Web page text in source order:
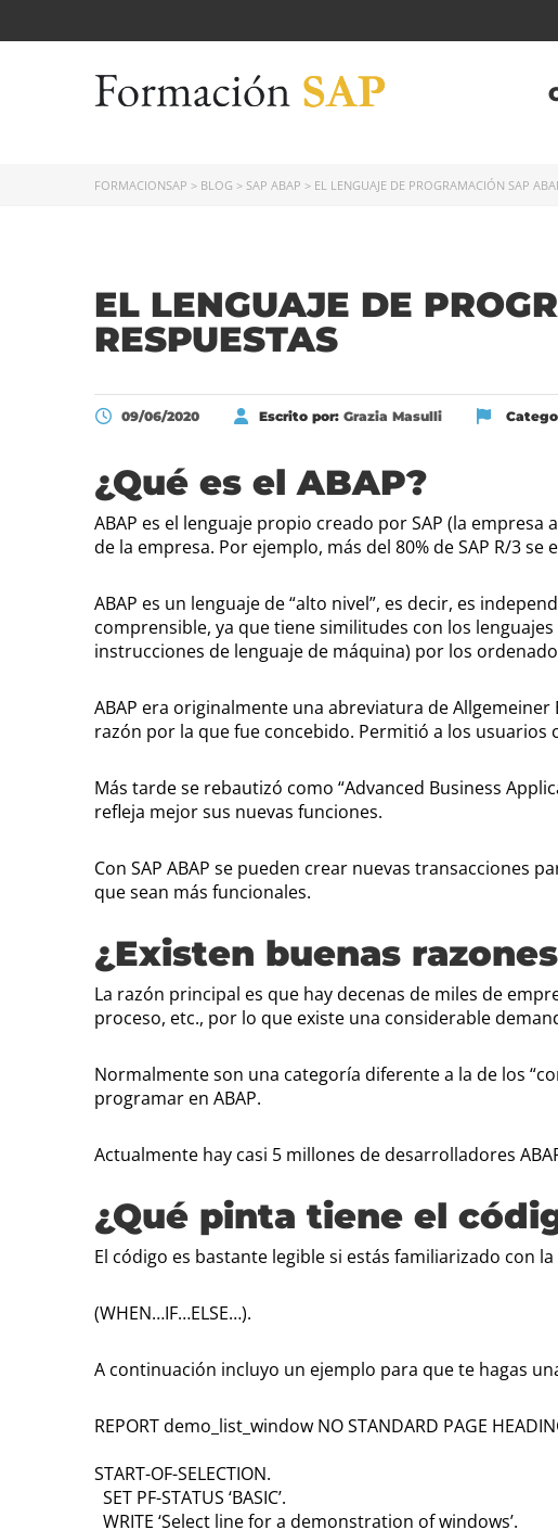
FORMACIONSAP > BLOG > SAP ABAP > EL LENGUAJE DE PROGRAMACIÓN SAP
EL LENGUAJE DE
RESPUESTAS
09/06/2020 Escrito por: Grazia Masulli
¿Qué es el ABAP?
ABAP es el lenguaje propio creado por SAP (la
de la empresa. Por ejemplo, más del 80% de SAP R/3 se
ABAP es un lenguaje de “alto nivel”, es decir, es
comprensible, ya que tiene similitudes con los
instrucciones de lenguaje de máquina) por los
ABAP era originalmente una abreviatura de
razón por la que fue concebido. Permitió a los usuarios
Más tarde se rebautizó como “Advanced Business
refleja mejor sus nuevas funciones.
Con SAP ABAP se pueden crear nuevas transacciones
que sean más funcionales.
¿Existen buenas
La razón principal es que hay decenas de miles de
proceso, etc., por lo que existe una considerable
Normalmente son una categoría diferente a la de los
programar en ABAP.
Actualmente hay casi 5 millones de desarrolladores
¿Qué pinta tiene el
El código es bastante legible si estás familiarizado con
(WHEN…IF…ELSE…).
A continuación incluyo un ejemplo para que te hagas
REPORT demo_list_window NO STANDARD PAGE
START-OF-SELECTION.
SET PF-STATUS ‘BASIC’.
WRITE ‘Select line for a demonstration of windows’.